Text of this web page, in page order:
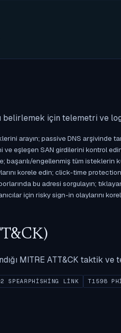
belirlemek için telemetri ve
arayın; passive DNS arşivinde
ve eşleşen SAN girdilerini kontrol
engellenmiş tüm isteklerin
korele edin; click-time
bu adresi sorgulayın;
için risky sign-in olaylarını
MITRE ATT&CK taktik ve
SPEARPHISHING LINK T1598